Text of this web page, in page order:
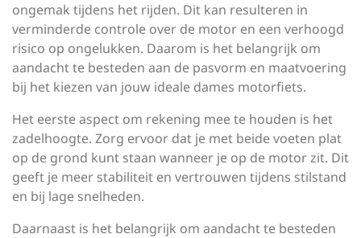
ongemak tijdens het rijden. Dit kan resulteren in
verminderde controle over de motor en een verhoogd
risico op ongelukken. Daarom is het belangrijk om
aandacht te besteden aan de pasvorm en maatvoering
bij het kiezen van jouw ideale dames motorfiets.
Het eerste aspect om rekening mee te houden is het
zadelhoogte. Zorg ervoor dat je met beide voeten plat
op de grond kunt staan wanneer je op de motor zit. Dit
geeft je meer stabiliteit en vertrouwen tijdens stilstand
en bij lage snelheden.
Daarnaast is het belangrijk om aandacht te besteden